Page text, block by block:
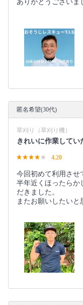
ありがとうございま
匿名希望(30代)
草刈り（草刈り機）
きれいに作業してい
4.20
今回初めて利用させ
半年近くほったらか
だきました。
またお願いしたいと